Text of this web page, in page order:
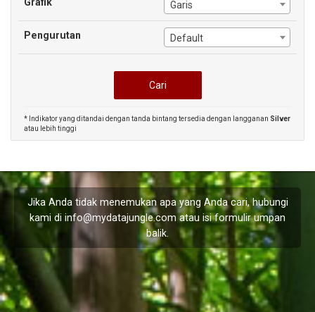
Grafik Garis
Pengurutan Default
* Indikator yang ditandai dengan tanda bintang tersedia dengan langganan Silver
atau lebih tinggi
Jika Anda tidak menemukan apa yang Anda cari, hubungi
kami di info@mydatajungle.com atau isi formulirumpan
balik